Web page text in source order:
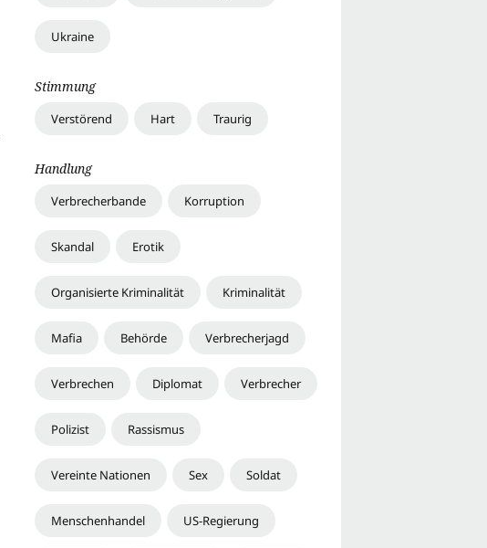
Ukraine
Stimmung
Verstörend Hart Traurig
Handlung
Verbrecherbande Korruption
Skandal Erotik
Organisierte Kriminalität Kriminalität
Mafia Behörde Verbrecherjagd
Verbrechen Diplomat Verbrecher
Polizist Rassismus
Vereinte Nationen Sex Soldat
Menschenhandel US-Regierung